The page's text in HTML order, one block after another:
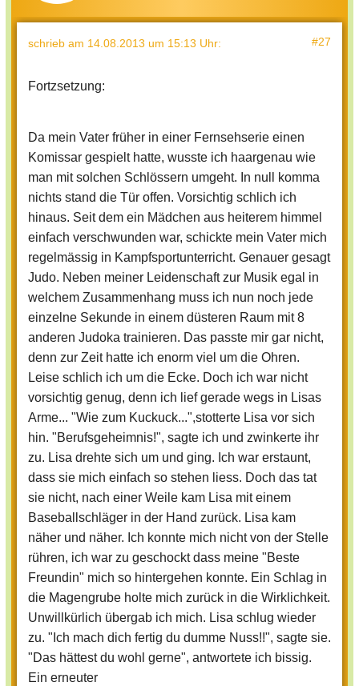
"Berufsgeheimnis!", sagte ich und
zwinkerte ihr zu. Lisa drehte sich um und
ging. Ich war erstaunt, dass sie mich
nicht, nach einer Weile kam Lisa mit
konnte mich nicht von der Stelle rühren,
ich war zu geschockt dass meine "Beste
Freundin" mich so hintergehen konnte.
Ein Schlag in die Magengrube holte mich
zurück in die Wirklichkeit. Unwillkürlich
übergab ich mich. Lisa schlug wieder zu.
"Ich mach dich fertig du dumme Nuss!!",
sagte sie. "Das hättest du wohl gerne",
antwortete ich bissig. Ein erneuter
Schlag liess mich auf den Boden sinken.
Sie beugte sich über mich und ich konnte
ihren fauligen Atem riechen. Lisa hob
den Schläger und liess in mit gewalt
auf mich zu sausen, doch diesmal traf sie
nicht. Erleichtert atmete ich durch. Auch
Lisa schien etwas ausser Atem zu sein.
Das ist mein Augenblick dachte ich und
reisse Lisa blitzschnell zu Boden sofort
setzte ich mich auf sie und hielt sie fest.
Es viel mir aber ziemlich schwer, da Lisa
grösser und auch dicker war als ich. Ich
durchforstete mein Hirn nach einer
brauchbaren Idee wie ich Lisa festhalten
konnte. Schliesslich ging mir ein Licht
auf. Der Hebelgriff den wir in der letzten
Stunde gelernt hatten. Während ich
überlegte hagelte es Fäuste, aber
schrieb am 14.08.2013 um 15:13 Uhr: #27
Fortzsetzung:
Da mein Vater früher in einer Fernsehserie einen
Komissar gespielt hatte, wusste ich haargenau wie
man mit solchen Schlössern umgeht. In null komma
nichts stand die Tür offen. Vorsichtig schlich ich
hinaus. Seit dem ein Mädchen aus heiterem himmel
einfach verschwunden war, schickte mein Vater mich
regelmässig in Kampfsportunterricht. Genauer gesagt
Judo. Neben meiner Leidenschaft zur Musik egal in
welchem Zusammenhang muss ich nun noch jede
einzelne Sekunde in einem düsteren Raum mit 8
anderen Judoka trainieren. Das passte mir gar nicht,
denn zur Zeit hatte ich enorm viel um die Ohren.
Leise schlich ich um die Ecke. Doch ich war nicht
vorsichtig genug, denn ich lief gerade wegs in Lisas
Arme... "Wie zum Kuckuck...",stotterte Lisa vor sich
hin. "Berufsgeheimnis!", sagte ich und zwinkerte ihr
zu. Lisa drehte sich um und ging. Ich war erstaunt,
dass sie mich einfach so stehen liess. Doch das tat
sie nicht, nach einer Weile kam Lisa mit einem
Baseballschläger in der Hand zurück. Lisa kam
näher und näher. Ich konnte mich nicht von der Stelle
rühren, ich war zu geschockt dass meine "Beste
Freundin" mich so hintergehen konnte. Ein Schlag in
die Magengrube holte mich zurück in die Wirklichkeit.
Unwillkürlich übergab ich mich. Lisa schlug wieder
zu. "Ich mach dich fertig du dumme Nuss!!", sagte sie.
"Das hättest du wohl gerne", antwortete ich bissig.
Ein erneuter